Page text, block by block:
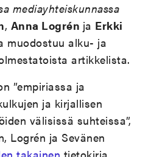
mediayhteiskunnassa
, Anna Logrén ja Erkki
muodostuu alku- ja
artikkelista.
”empiriassa ja
ja kirjallisen
välisissä suhteissa”,
Logrén ja Sevänen